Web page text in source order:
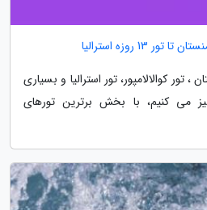
13 روزه استرالیا
، تور کوالالامپور، تور استرالیا و بسیاری
می کنیم، با بخش برترین تورهای